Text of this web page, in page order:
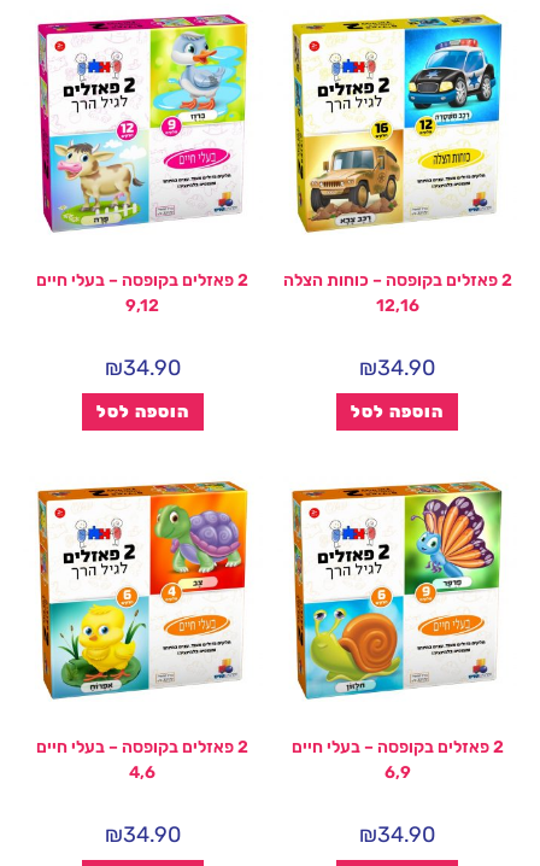
2 פאזלים בקופסה – כוחות הצלה
12,16
₪34.90
הוספה לסל
2 פאזלים בקופסה – בעלי חיים
9,12
₪34.90
הוספה לסל
2 פאזלים בקופסה – בעלי חיים
6,9
₪34.90
2 פאזלים בקופסה – בעלי חיים
4,6
₪34.90